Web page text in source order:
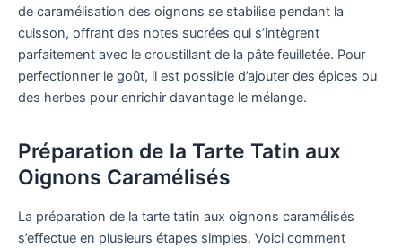
de caramélisation des oignons se stabilise pendant la
cuisson, offrant des notes sucrées qui s’intègrent
parfaitement avec le croustillant de la pâte feuilletée. Pour
perfectionner le goût, il est possible d’ajouter des épices ou
des herbes pour enrichir davantage le mélange.
Préparation de la Tarte Tatin aux
Oignons Caramélisés
La préparation de la tarte tatin aux oignons caramélisés
s’effectue en plusieurs étapes simples. Voici comment